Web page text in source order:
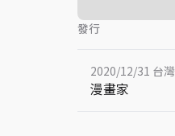
發行
2020/12/31 台灣
漫畫家